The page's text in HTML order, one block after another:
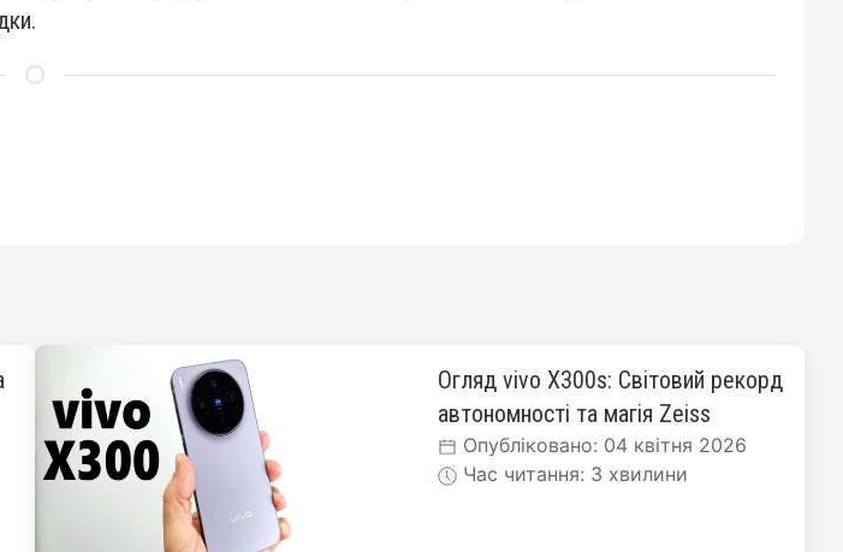
Огляд vivo X300s: Світовий рекорд
автономності та магія Zeiss
Опубліковано: 04 квітня 2026
Час читання: 3 хвилини